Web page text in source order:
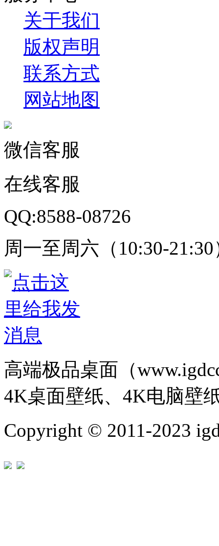
关于我们
版权声明
联系方式
网站地图
微信客服
在线客服
QQ:8588-08726
周一至周六（10:30-21:30
高端极品桌面（
4K桌面壁纸、4K电脑壁
Copyright © 2011-2023